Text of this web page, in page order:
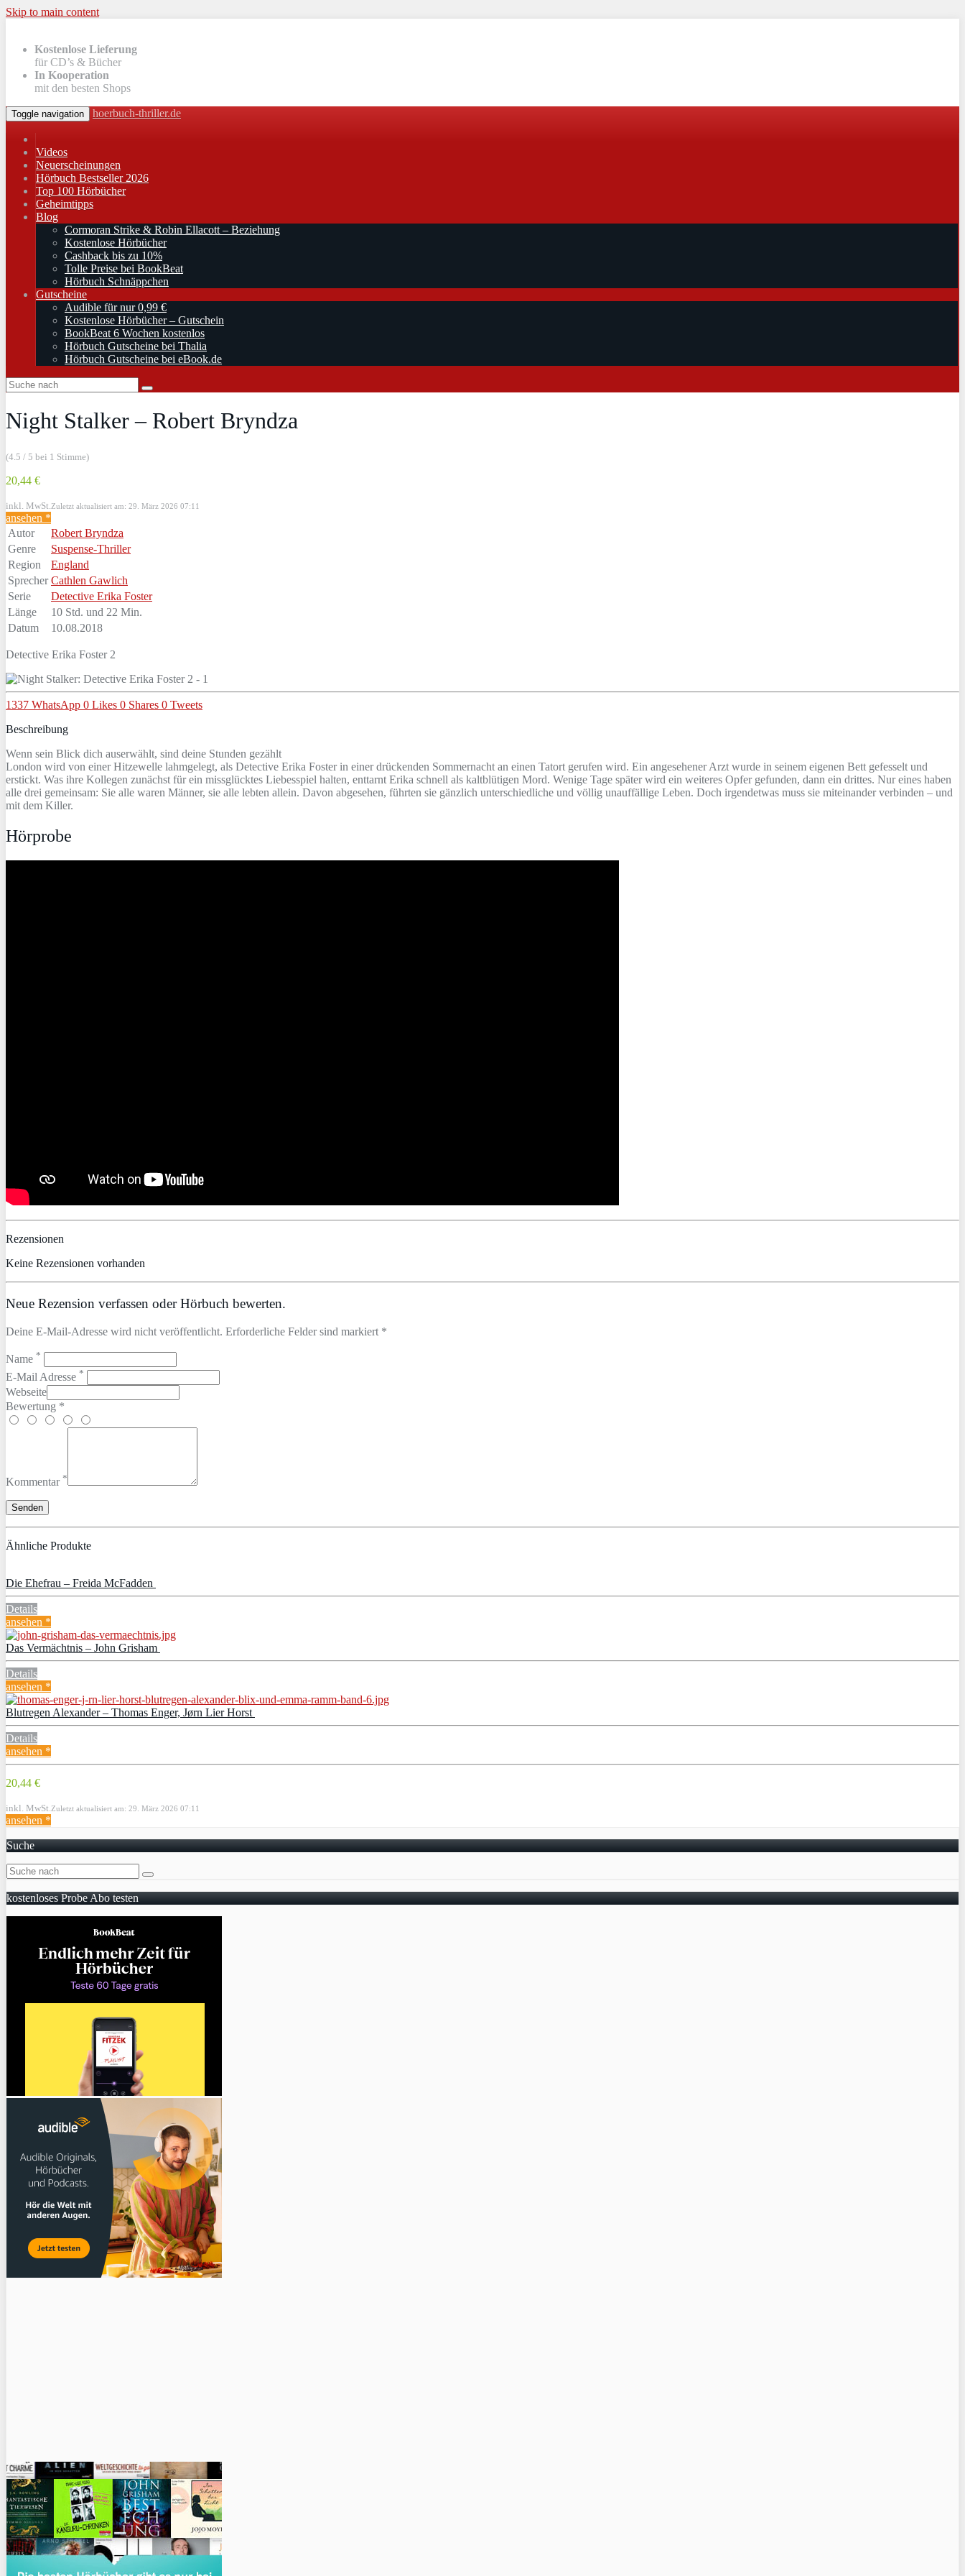
Skip to main content
Kostenlose Lieferung
für CD’s & Bücher
In Kooperation
mit den besten Shops
Toggle navigation hoerbuch-thriller.de
Videos
Neuerscheinungen
Hörbuch Bestseller 2026
Top 100 Hörbücher
Geheimtipps
Blog
Cormoran Strike & Robin Ellacott – Beziehung
Kostenlose Hörbücher
Cashback bis zu 10%
Tolle Preise bei BookBeat
Hörbuch Schnäppchen
Gutscheine
Audible für nur 0,99 €
Kostenlose Hörbücher – Gutschein
BookBeat 6 Wochen kostenlos
Hörbuch Gutscheine bei Thalia
Hörbuch Gutscheine bei eBook.de
Night Stalker – Robert Bryndza
(4.5 / 5 bei 1 Stimme)
20,44 €
inkl. MwSt. Zuletzt aktualisiert am: 29. März 2026 07:11
ansehen *
Autor
Robert Bryndza
Genre
Suspense-Thriller
Region
England
Sprecher Cathlen Gawlich
Serie
Detective Erika Foster
Länge
10 Std. und 22 Min.
Datum
10.08.2018
Detective Erika Foster 2
1337 WhatsApp 0 Likes 0 Shares 0 Tweets
Beschreibung
Wenn sein Blick dich auserwählt, sind deine Stunden gezählt
London wird von einer Hitzewelle lahmgelegt, als Detective Erika Foster in einer drückenden Sommernacht an einen Tatort gerufen wird. Ein angesehener Arzt wurde in seinem eigenen Bett gefesselt und
erstickt. Was ihre Kollegen zunächst für ein missglücktes Liebesspiel halten, enttarnt Erika schnell als kaltblütigen Mord. Wenige Tage später wird ein weiteres Opfer gefunden, dann ein drittes. Nur eines haben
alle drei gemeinsam: Sie alle waren Männer, sie alle lebten allein. Davon abgesehen, führten sie gänzlich unterschiedliche und völlig unauffällige Leben. Doch irgendetwas muss sie miteinander verbinden – und
mit dem Killer.
Hörprobe
Rezensionen
Keine Rezensionen vorhanden
Neue Rezension verfassen oder Hörbuch bewerten.
Deine E-Mail-Adresse wird nicht veröffentlicht. Erforderliche Felder sind markiert *
Name *
E-Mail Adresse *
Webseite
Bewertung *
Kommentar *
Ähnliche Produkte
Die Ehefrau – Freida McFadden
Details
ansehen *
Das Vermächtnis – John Grisham
Details
ansehen *
Blutregen Alexander – Thomas Enger, Jørn Lier Horst
Details
ansehen *
20,44 €
inkl. MwSt. Zuletzt aktualisiert am: 29. März 2026 07:11
ansehen *
Suche
kostenloses Probe Abo testen